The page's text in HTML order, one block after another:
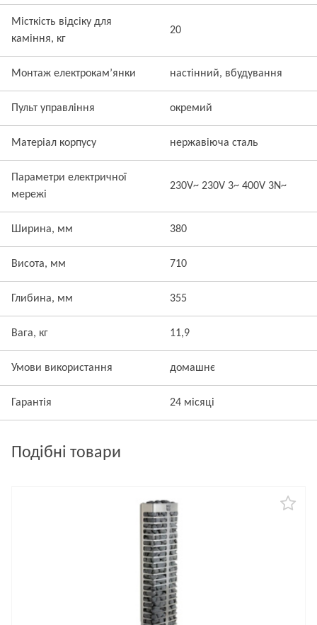
Місткість відсіку для
каміння, кг
20
Монтаж електрокам’янки настінний, вбудування
Пульт управління окремий
Матеріал корпусу нержавіюча сталь
Параметри електричної
мережі
230V~ 230V 3~ 400V 3N~
Ширина, мм 380
Висота, мм 710
Глибина, мм 355
Вага, кг 11,9
Умови використання домашнє
Гарантія 24 місяці
Подібні товари